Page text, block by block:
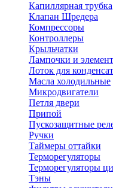
Капиллярная трубка
Клапан Шредера
Компрессоры
Контроллеры
Крыльчатки
Лампочки и
Лоток для
Масла холодильные
Микродвигатели
Петля двери
Припой
Пускозащитные
Ручки
Таймеры оттайки
Терморегуляторы
Терморегуляторы
Тэны